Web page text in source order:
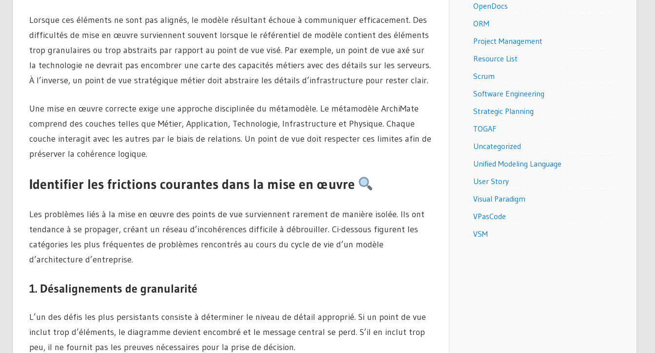
Lorsque ces éléments ne sont pas alignés, le modèle résultant échoue à communiquer efficacement. Des
difficultés de mise en œuvre surviennent souvent lorsque le référentiel de modèle contient des éléments
trop granulaires ou trop abstraits par rapport au point de vue visé. Par exemple, un point de vue axé sur
la technologie ne devrait pas encombrer une carte des capacités métiers avec des détails sur les serveurs.
À l’inverse, un point de vue stratégique métier doit abstraire les détails d’infrastructure pour rester clair.
Une mise en œuvre correcte exige une approche disciplinée du métamodèle. Le métamodèle ArchiMate
comprend des couches telles que Métier, Application, Technologie, Infrastructure et Physique. Chaque
couche interagit avec les autres par le biais de relations. Un point de vue doit respecter ces limites afin de
préserver la cohérence logique.
Identifier les frictions courantes dans la mise en œuvre
Les problèmes liés à la mise en œuvre des points de vue surviennent rarement de manière isolée. Ils ont
tendance à se propager, créant un réseau d’incohérences difficile à débrouiller. Ci-dessous figurent les
catégories les plus fréquentes de problèmes rencontrés au cours du cycle de vie d’un modèle
d’architecture d’entreprise.
1. Désalignements de granularité
L’un des défis les plus persistants consiste à déterminer le niveau de détail approprié. Si un point de vue
inclut trop d’éléments, le diagramme devient encombré et le message central se perd. S’il en inclut trop
peu, il ne fournit pas les preuves nécessaires pour la prise de décision.
OpenDocs
ORM
Project Management
Resource List
Scrum
Software Engineering
Strategic Planning
TOGAF
Uncategorized
Unified Modeling Language
User Story
Visual Paradigm
VPasCode
VSM